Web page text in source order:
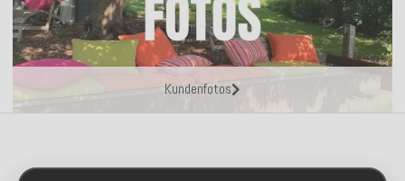
Kundenfotos